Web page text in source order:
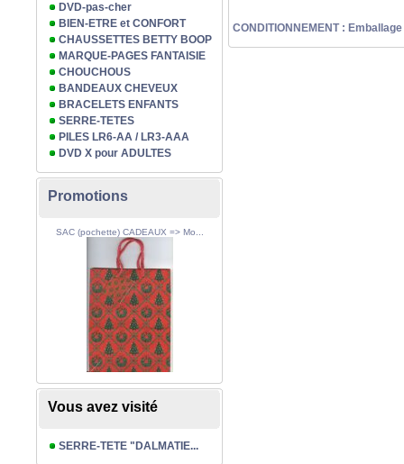
DVD-pas-cher
BIEN-ETRE et CONFORT
CHAUSSETTES BETTY BOOP
MARQUE-PAGES FANTAISIE
CHOUCHOUS
BANDEAUX CHEVEUX
BRACELETS ENFANTS
SERRE-TETES
PILES LR6-AA / LR3-AAA
DVD X pour ADULTES
Promotions
SAC (pochette) CADEAUX => Mo...
Vous avez visité
SERRE-TETE "DALMATIE...
CONDITIONNEMENT :